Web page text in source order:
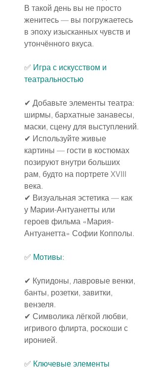
В такой день вы не просто
женитесь — вы погружаетесь
в эпоху изысканных чувств и
утончённого вкуса.
✅ Игра с искусством и
театральностью
✔ Добавьте элементы театра:
ширмы, бархатные занавесы,
маски, сцену для выступлений.
✔ Используйте живые
картины — гости в костюмах
позируют внутри больших
рам, будто на портрете XVIII
века.
✔ Визуальная эстетика — как
у Марии-Антуанетты или
героев фильма «Мария-
Антуанетта» Софии Копполы.
✅ Мотивы:
✔ Купидоны, лавровые венки,
банты, розетки, завитки,
вензеля.
✔ Символика лёгкой любви,
игривого флирта, роскоши с
иронией.
✅ Ключевые элементы